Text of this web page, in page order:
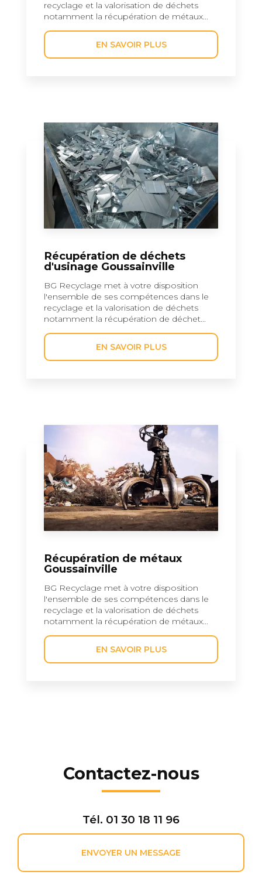
recyclage et la valorisation de déchets
notamment la récupération de métaux...
EN SAVOIR PLUS
Récupération de déchets
d'usinage Goussainville
BG Recyclage met à votre disposition
l'ensemble de ses compétences dans le
recyclage et la valorisation de déchets
notamment la récupération de déchet...
EN SAVOIR PLUS
Récupération de métaux
Goussainville
BG Recyclage met à votre disposition
l'ensemble de ses compétences dans le
recyclage et la valorisation de déchets
notamment la récupération de métaux...
EN SAVOIR PLUS
Contactez-nous
Tél. 01 30 18 11 96
ENVOYER UN MESSAGE